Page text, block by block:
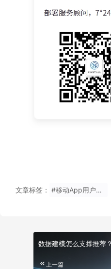
文章标签： #移动App用户裂变增长软件使用
数据建模怎么支撑推荐
上一篇